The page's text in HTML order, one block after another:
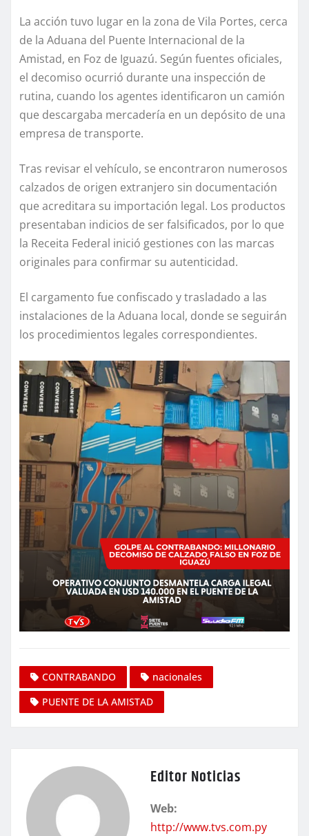
La acción tuvo lugar en la zona de Vila Portes, cerca
de la Aduana del Puente Internacional de la
Amistad, en Foz de Iguazú. Según fuentes oficiales,
el decomiso ocurrió durante una inspección de
rutina, cuando los agentes identificaron un camión
que descargaba mercadería en un depósito de una
empresa de transporte.
Tras revisar el vehículo, se encontraron numerosos
calzados de origen extranjero sin documentación
que acreditara su importación legal. Los productos
presentaban indicios de ser falsificados, por lo que
la Receita Federal inició gestiones con las marcas
originales para confirmar su autenticidad.
El cargamento fue confiscado y trasladado a las
instalaciones de la Aduana local, donde se seguirán
los procedimientos legales correspondientes.
CONTRABANDO
nacionales
PUENTE DE LA AMISTAD
Editor Noticias
Web:
http://www.tvs.com.py